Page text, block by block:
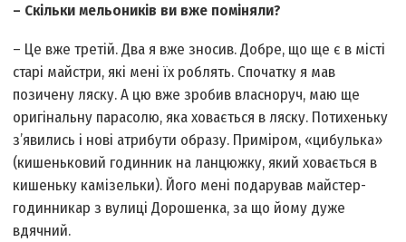
– Скільки мельоників ви вже поміняли?
– Це вже третій. Два я вже зносив. Добре, що ще є в місті
старі майстри, які мені їх роблять. Спочатку я мав
позичену ляску. А цю вже зробив власноруч, маю ще
оригінальну парасолю, яка ховається в ляску. Потихеньку
з’явились і нові атрибути образу. Приміром, «цибулька»
(кишеньковий годинник на ланцюжку, який ховається в
кишеньку камізельки). Його мені подарував майстер-
годинникар з вулиці Дорошенка, за що йому дуже
вдячний.